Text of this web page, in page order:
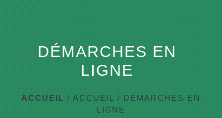
DÉMARCHES EN
LIGNE
ACCUEIL/ACCUEIL / DÉMARCHES EN
LIGNE